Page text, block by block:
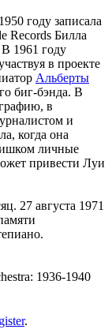
году записала
Records Билла
1961 году
в проекте
Альберты
биг-бэнда. В
в
и
когда она
личные
привести Луи
27 августа 1971
1936-1940
.